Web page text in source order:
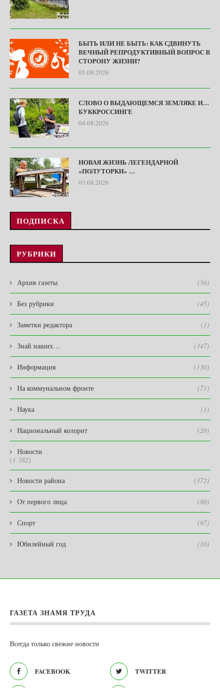
БЫТЬ ИЛИ НЕ БЫТЬ: КАК СДВИНУТЬ
ВЕЧНЫЙ РЕПРОДУКТИВНЫЙ ВОПРОС В
СТОРОНУ ЖИЗНИ?
05.08.2026
СЛОВО О ВЫДАЮЩЕМСЯ ЗЕМЛЯКЕ И…
БУККРОССИНГЕ
04.08.2026
НОВАЯ ЖИЗНЬ ЛЕГЕНДАРНОЙ
«ПОЛУТОРКИ» …
03.08.2026
ПОДПИСКА
РУБРИКИ
Архив газеты (56)
Без рубрики (45)
Заметки редактора (1)
Знай наших… (347)
Информация (130)
На коммунальном фронте (71)
Наука (1)
Национальный колорит (20)
Новости
(1 382)
Новости района (372)
От первого лица (80)
Спорт (97)
Юбилейный год (10)
ГАЗЕТА ЗНАМЯ ТРУДА
Всегда только свежие новости
FACEBOOK TWITTER